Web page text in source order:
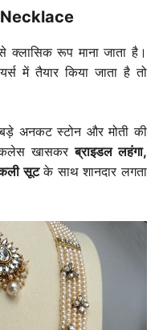
क्लासिक रूप माना जाता है।
में तैयार किया जाता है तो
अनकट स्टोन और मोती की
खासकरब्राइडल लहंगा,
सूटके साथ शानदार लगता